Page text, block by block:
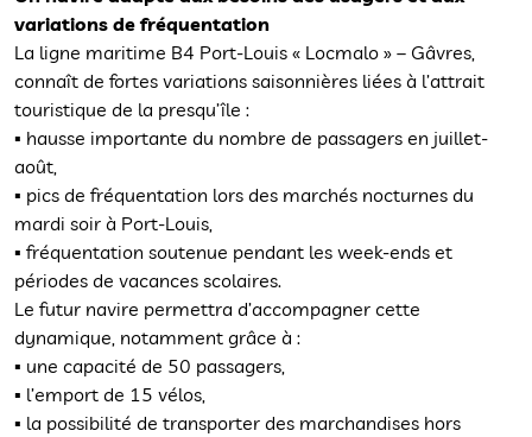
variations de fréquentation
La ligne maritime B4 Port-Louis « Locmalo » – Gâvres,
connaît de fortes variations saisonnières liées à l’attrait
touristique de la presqu’île :
▪ hausse importante du nombre de passagers en juillet-
août,
▪ pics de fréquentation lors des marchés nocturnes du
mardi soir à Port-Louis,
▪ fréquentation soutenue pendant les week-ends et
périodes de vacances scolaires.
Le futur navire permettra d’accompagner cette
dynamique, notamment grâce à :
▪ une capacité de 50 passagers,
▪ l’emport de 15 vélos,
▪ la possibilité de transporter des marchandises hors